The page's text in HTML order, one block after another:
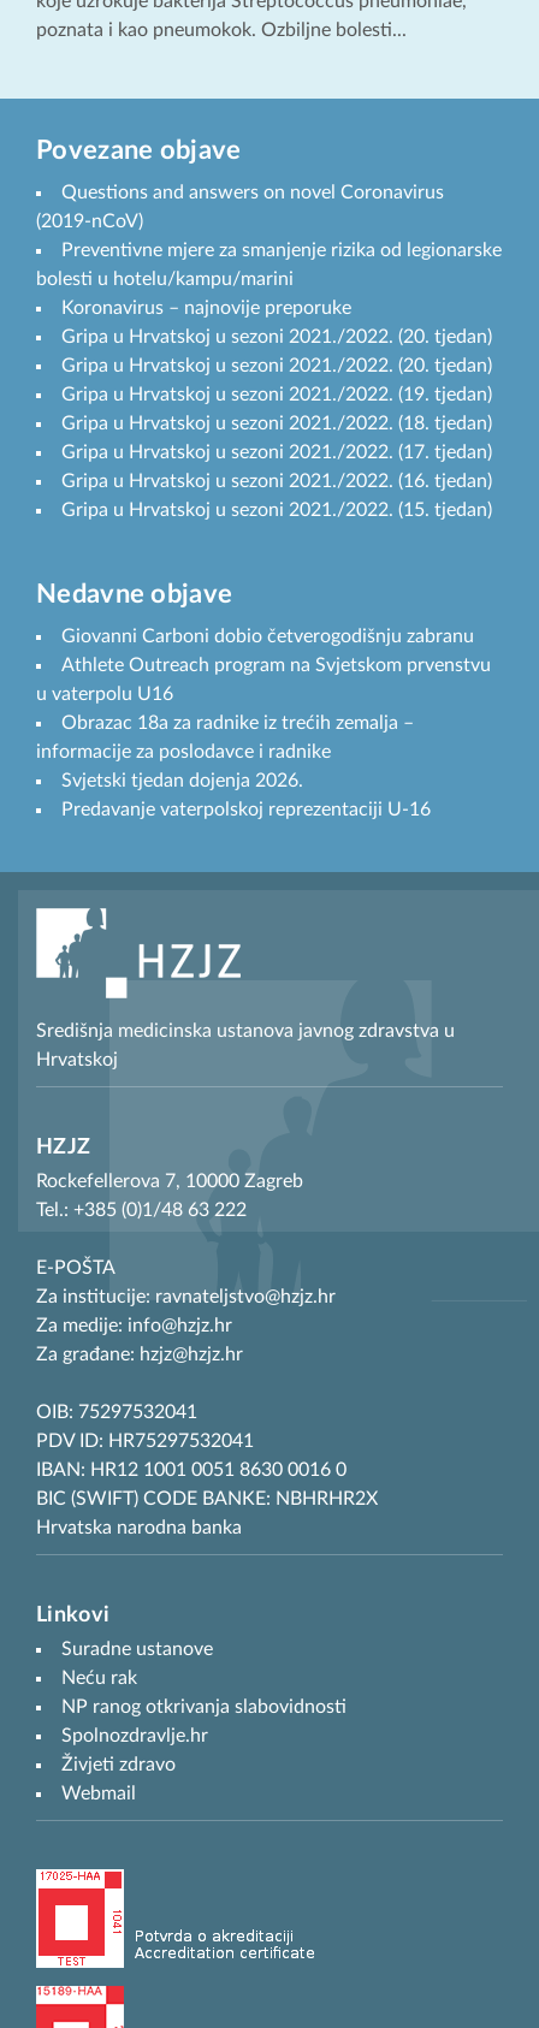
poznata i kao pneumokok. Ozbiljne bolesti...
Povezane objave
Questions and answers on novel Coronavirus
(2019-nCoV)
Preventivne mjere za smanjenje rizika od legionarske
bolesti u hotelu/kampu/marini
Koronavirus – najnovije preporuke
Gripa u Hrvatskoj u sezoni 2021./2022. (20. tjedan)
Gripa u Hrvatskoj u sezoni 2021./2022. (20. tjedan)
Gripa u Hrvatskoj u sezoni 2021./2022. (19. tjedan)
Gripa u Hrvatskoj u sezoni 2021./2022. (18. tjedan)
Gripa u Hrvatskoj u sezoni 2021./2022. (17. tjedan)
Gripa u Hrvatskoj u sezoni 2021./2022. (16. tjedan)
Gripa u Hrvatskoj u sezoni 2021./2022. (15. tjedan)
Nedavne objave
Giovanni Carboni dobio četverogodišnju zabranu
Athlete Outreach program na Svjetskom prvenstvu
u vaterpolu U16
Obrazac 18a za radnike iz trećih zemalja –
informacije za poslodavce i radnike
Svjetski tjedan dojenja 2026.
Predavanje vaterpolskoj reprezentaciji U-16
Središnja medicinska ustanova javnog zdravstva u
Hrvatskoj
HZJZ
Rockefellerova 7, 10000 Zagreb
Tel.: +385 (0)1/48 63 222
E-POŠTA
Za institucije: ravnateljstvo@hzjz.hr
Za medije: info@hzjz.hr
Za građane: hzjz@hzjz.hr
OIB: 75297532041
PDV ID: HR75297532041
IBAN: HR12 1001 0051 8630 0016 0
BIC (SWIFT) CODE BANKE: NBHRHR2X
Hrvatska narodna banka
Linkovi
Suradne ustanove
Neću rak
NP ranog otkrivanja slabovidnosti
Spolnozdravlje.hr
Živjeti zdravo
Webmail